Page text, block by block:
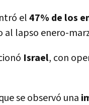
el47% de los
al lapso enero-
Israel, con
se observó una